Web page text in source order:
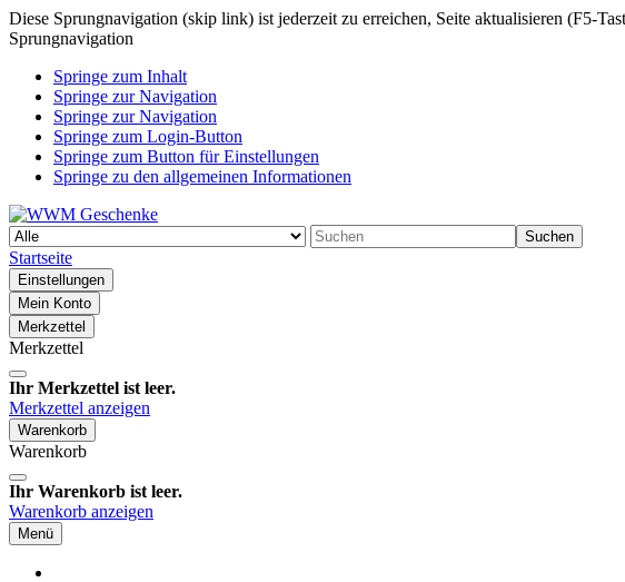
Diese Sprungnavigation (skip link) ist jederzeit zu erreichen, Seite aktualisieren (F5-
Sprungnavigation
Springe zum Inhalt
Springe zur Navigation
Springe zur Navigation
Springe zum Login-Button
Springe zum Button für Einstellungen
Springe zu den allgemeinen Informationen
Suchen
Startseite
Einstellungen
Mein Konto
Merkzettel
Merkzettel
Ihr Merkzettel ist leer.
Merkzettel anzeigen
Warenkorb
Warenkorb
Ihr Warenkorb ist leer.
Warenkorb anzeigen
Menü